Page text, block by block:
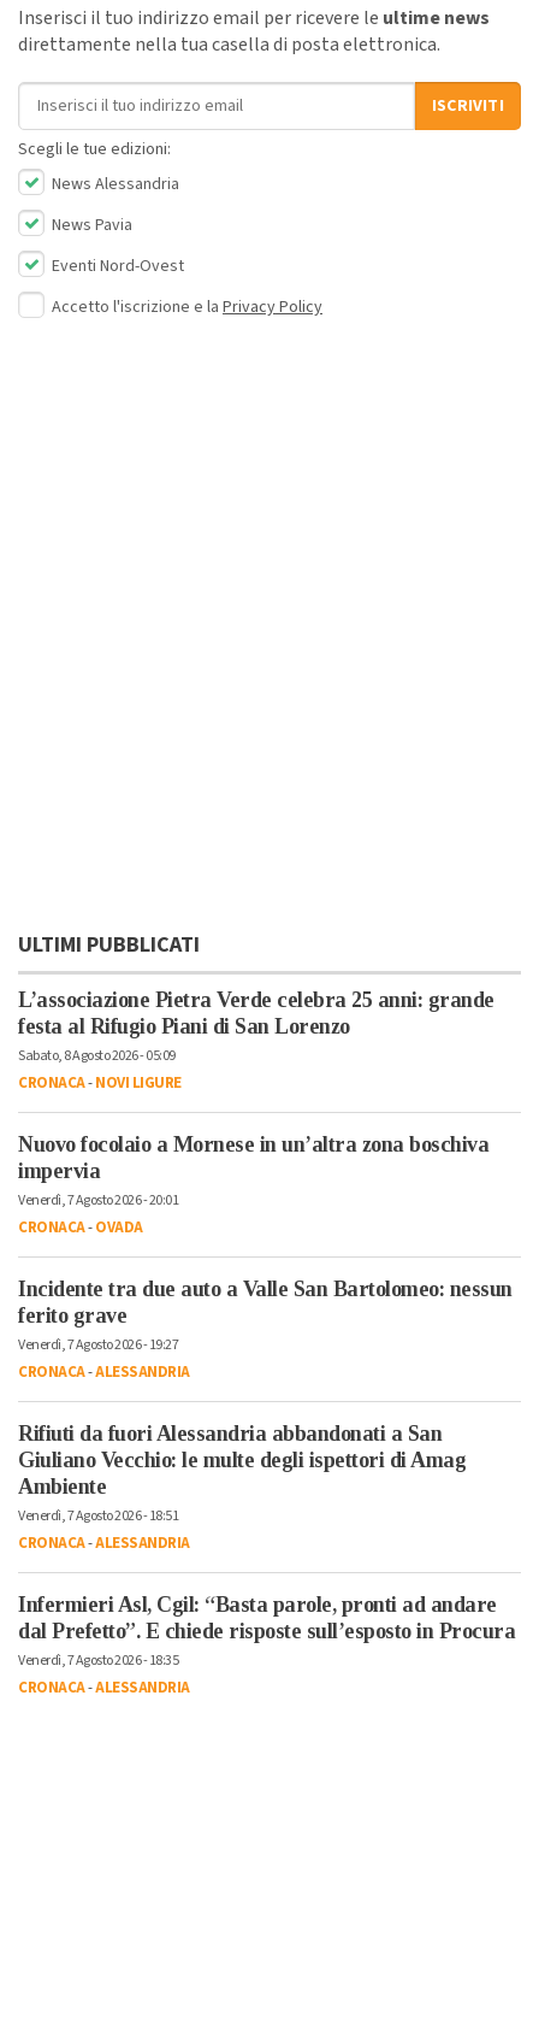
Inserisci il tuo indirizzo email per ricevere le ultime news
direttamente nella tua casella di posta elettronica.
Indirizzo email
ISCRIVITI
Scegli le tue edizioni:
News Alessandria
News Pavia
Eventi Nord-Ovest
Accetto l'iscrizione e la Privacy Policy
ULTIMI PUBBLICATI
L’associazione Pietra Verde celebra 25 anni: grande
festa al Rifugio Piani di San Lorenzo
Sabato, 8 Agosto 2026 - 05:09
CRONACA-NOVI LIGURE
Nuovo focolaio a Mornese in un’altra zona boschiva
impervia
Venerdì, 7 Agosto 2026 - 20:01
CRONACA-OVADA
Incidente tra due auto a Valle San Bartolomeo: nessun
ferito grave
Venerdì, 7 Agosto 2026 - 19:27
CRONACA-ALESSANDRIA
Rifiuti da fuori Alessandria abbandonati a San
Giuliano Vecchio: le multe degli ispettori di Amag
Ambiente
Venerdì, 7 Agosto 2026 - 18:51
CRONACA-ALESSANDRIA
Infermieri Asl, Cgil: “Basta parole, pronti ad andare
dal Prefetto”. E chiede risposte sull’esposto in Procura
Venerdì, 7 Agosto 2026 - 18:35
CRONACA-ALESSANDRIA